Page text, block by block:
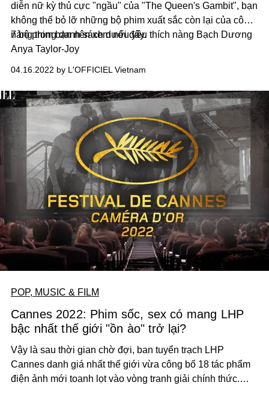
diễn nữ kỳ thủ cực "ngầu" của "The Queen's Gambit", bạn
không thể bỏ lỡ những bộ phim xuất sắc còn lại của cô
nàng trong danh sách dưới đây.
7 bộ phim bạn nên xem nếu yêu thích nàng Bạch Dương
Anya Taylor-Joy
04.16.2022 by L'OFFICIEL Vietnam
POP, MUSIC & FILM
Cannes 2022: Phim sốc, sex có mang LHP
bậc nhất thế giới "ồn ào" trở lại?
Vậy là sau thời gian chờ đợi, ban tuyển trạch LHP
Cannes danh giá nhất thế giới vừa công bố 18 tác phẩm
điện ảnh mới toanh lọt vào vòng tranh giải chính thức.